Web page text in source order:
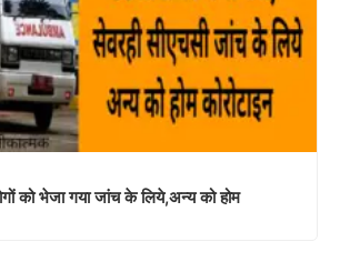
को भेजा गया जांच के लिये,अन्य को होम